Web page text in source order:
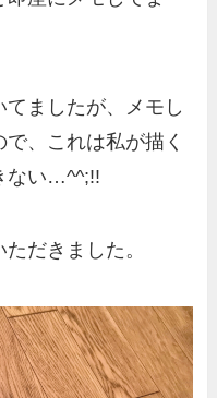
ましたが、メモし
、これは私が描く
ない…^^;!!
だきました。